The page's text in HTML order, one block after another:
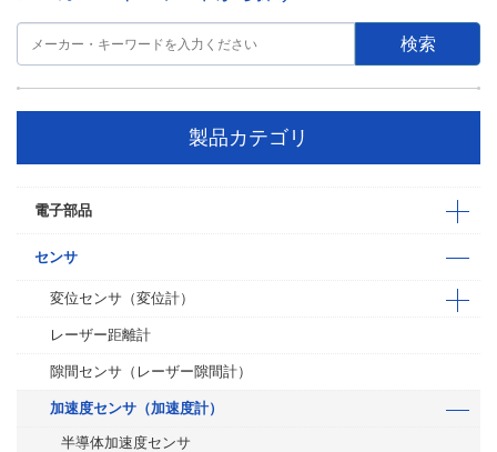
製品カテゴリ
電子部品
センサ
変位センサ（変位計）
レーザー距離計
隙間センサ（レーザー隙間計）
加速度センサ（加速度計）
半導体加速度センサ